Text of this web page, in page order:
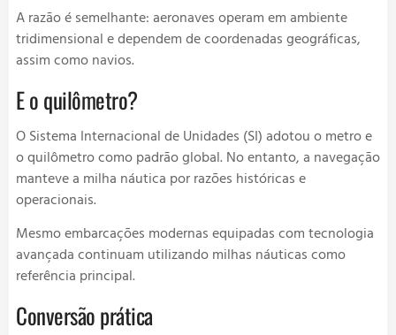
A razão é semelhante: aeronaves operam em ambiente
tridimensional e dependem de coordenadas geográficas,
assim como navios.
E o quilômetro?
O Sistema Internacional de Unidades (SI) adotou o metro e
o quilômetro como padrão global. No entanto, a navegação
manteve a milha náutica por razões históricas e
operacionais.
Mesmo embarcações modernas equipadas com tecnologia
avançada continuam utilizando milhas náuticas como
referência principal.
Conversão prática